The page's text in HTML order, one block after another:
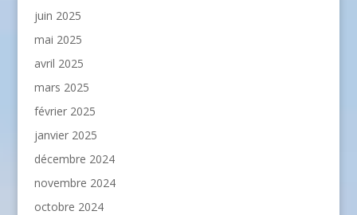
juin 2025
mai 2025
avril 2025
mars 2025
février 2025
janvier 2025
décembre 2024
novembre 2024
octobre 2024